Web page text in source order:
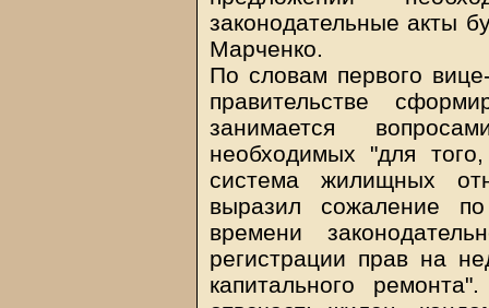
законодательные акты
Марченко.
По словам первого
правительстве
занимается
необходимых "для
система жилищных
выразил сожаление
времени
регистрации прав на
капитального